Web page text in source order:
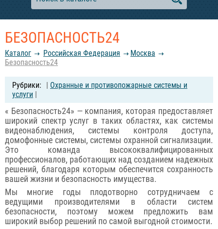
БЕЗОПАСНОСТЬ24
Каталог Российcкая Федерация
Москва
Безопасность24
| Охранные и противопожарные системы и
услуги |
« Безопасность24» — компания, которая предоставляет
широкий спектр услуг в таких областях, как системы
видеонаблюдения, системы контроля доступа,
домофонные системы, системы охранной сигнализации.
Это команда высококвалифицированных
профессионалов, работающих над созданием надежных
решений, благодаря которым обеспечится сохранность
вашей жизни и безопасность имущества.
Мы многие годы плодотворно сотрудничаем с
ведущими производителями в области систем
безопасности, поэтому можем предложить вам
широкий выбор решений по самой выгодной стоимости.